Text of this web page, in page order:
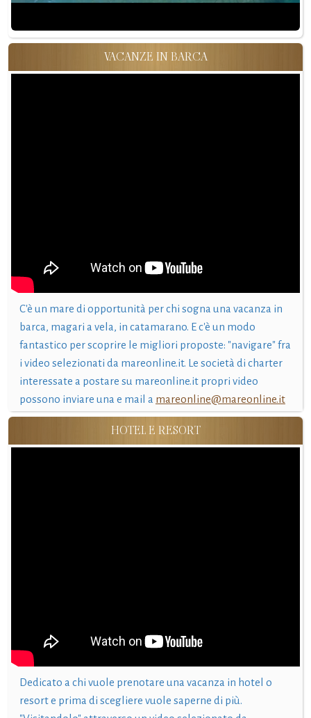
VACANZE IN BARCA
C'è un mare di opportunità per chi sogna una vacanza in
barca, magari a vela, in catamarano. E c'è un modo
fantastico per scoprire le migliori proposte: "navigare" fra
i video selezionati da mareonline.it. Le società di charter
interessate a postare su mareonline.it propri video
possono inviare una e mail a mareonline@mareonline.it
HOTEL E RESORT
Dedicato a chi vuole prenotare una vacanza in hotel o
resort e prima di scegliere vuole saperne di più.